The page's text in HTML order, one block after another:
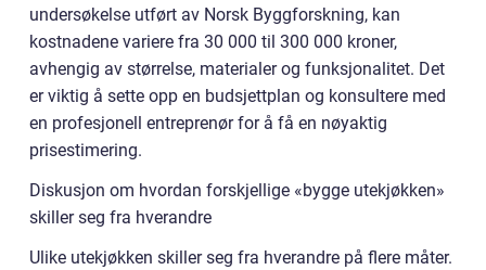
undersøkelse utført av Norsk Byggforskning, kan
kostnadene variere fra 30 000 til 300 000 kroner,
avhengig av størrelse, materialer og funksjonalitet. Det
er viktig å sette opp en budsjettplan og konsultere med
en profesjonell entreprenør for å få en nøyaktig
prisestimering.
Diskusjon om hvordan forskjellige «bygge utekjøkken»
skiller seg fra hverandre
Ulike utekjøkken skiller seg fra hverandre på flere måter.